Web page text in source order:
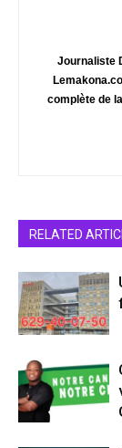
Journaliste
complète de
RELATED